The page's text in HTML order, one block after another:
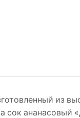
из
сок ананасовый